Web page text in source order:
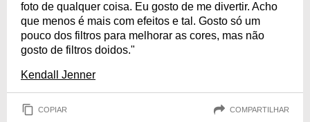
foto de qualquer coisa. Eu gosto de me divertir. Acho
que menos é mais com efeitos e tal. Gosto só um
pouco dos filtros para melhorar as cores, mas não
gosto de filtros doidos."
Kendall Jenner
COPIAR COMPARTILHAR